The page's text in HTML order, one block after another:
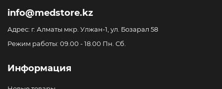
info@medstore.kz
Адрес: г. Алматы мкр. Улжан-1, ул. Бозарал 58
Режим работы: 09.00 - 18.00 Пн. Сб.
Информация